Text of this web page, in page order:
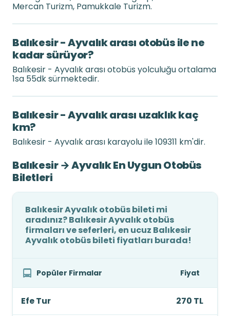
Mercan Turizm, Pamukkale Turizm.
Balıkesir - Ayvalık arası otobüs ile ne
kadar sürüyor?
Balıkesir - Ayvalık arası otobüs yolculuğu ortalama
1sa 55dk sürmektedir.
Balıkesir - Ayvalık arası uzaklık kaç
km?
Balıkesir - Ayvalık arası karayolu ile 109311 km'dir.
Balıkesir → Ayvalık En Uygun Otobüs
Biletleri
Balıkesir Ayvalık otobüs bileti mi
aradınız? Balıkesir Ayvalık otobüs
firmaları ve seferleri, en ucuz Balıkesir
Ayvalık otobüs bileti fiyatları burada!
Popüler Firmalar Fiyat
Efe Tur 270 TL